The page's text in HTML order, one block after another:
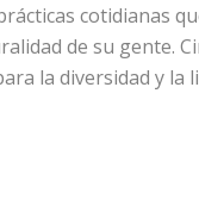
cotidianas
de su gente.
la diversidad y la